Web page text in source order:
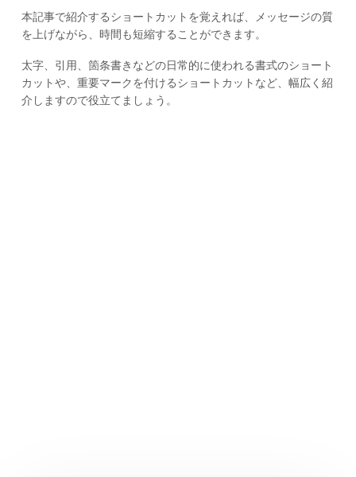
本記事で紹介するショートカットを覚えれば、メッセージの質
を上げながら、時間も短縮することができます。
太字、引用、箇条書きなどの日常的に使われる書式のショート
カットや、重要マークを付けるショートカットなど、幅広く紹
介しますので役立てましょう。